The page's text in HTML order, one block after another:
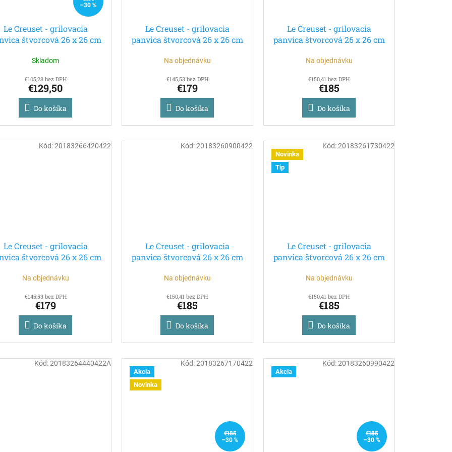
–30 %
Le Creuset - grilovacia
štvorcová 26 x 26 cm
Skladom
€105,28 bez DPH
€129,50
Do košíka
Le Creuset - grilovacia
panvica štvorcová 26 x 26 cm
Na objednávku
€145,53 bez DPH
€179
Do košíka
Le Creuset - grilovacia
panvica štvorcová 26 x 26 cm
Na objednávku
€150,41 bez DPH
€185
Do košíka
Le Creuset - grilovacia
štvorcová 26 x 26 cm
Na objednávku
€145,53 bez DPH
€179
Do košíka
Kód:20183266420422
Le Creuset - grilovacia
panvica štvorcová 26 x 26 cm
Na objednávku
€150,41 bez DPH
€185
Do košíka
Kód:20183260900422
Novinka
Tip
Le Creuset - grilovacia
panvica štvorcová 26 x 26 cm
Na objednávku
€150,41 bez DPH
€185
Do košíka
Kód:20183261730422
Kód:20183264440422A
Akcia
Novinka
€185
–30 %
Kód:20183267170422
Akcia
€185
–30 %
Kód:20183260990422